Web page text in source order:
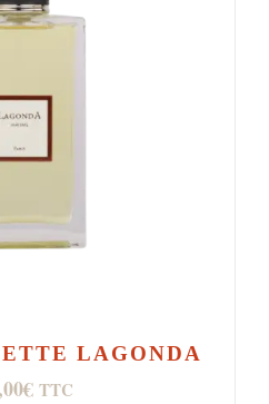
LAGONDA
€ TTC